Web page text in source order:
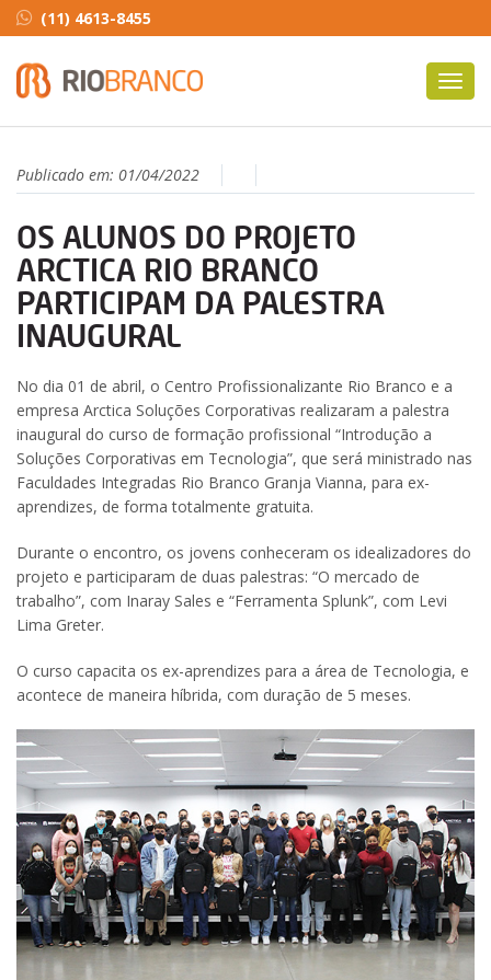
(11) 4613-8455
Publicado em: 01/04/2022
OS ALUNOS DO PROJETO
ARCTICA RIO BRANCO
PARTICIPAM DA PALESTRA
INAUGURAL
No dia 01 de abril, o Centro Profissionalizante Rio Branco e a
empresa Arctica Soluções Corporativas realizaram a palestra
inaugural do curso de formação profissional “Introdução a
Soluções Corporativas em Tecnologia”, que será ministrado nas
Faculdades Integradas Rio Branco Granja Vianna, para ex-
aprendizes, de forma totalmente gratuita.
Durante o encontro, os jovens conheceram os idealizadores do
projeto e participaram de duas palestras: “O mercado de
trabalho”, com Inaray Sales e “Ferramenta Splunk”, com Levi
Lima Greter.
O curso capacita os ex-aprendizes para a área de Tecnologia, e
acontece de maneira híbrida, com duração de 5 meses.